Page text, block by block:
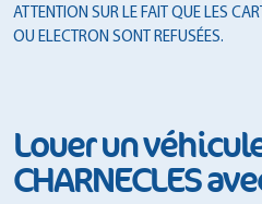
ATTENTION SUR LE FAIT QUE LES
OU ELECTRON SONT REFUSÉES.
Louer un véhicule
CHARNECLES